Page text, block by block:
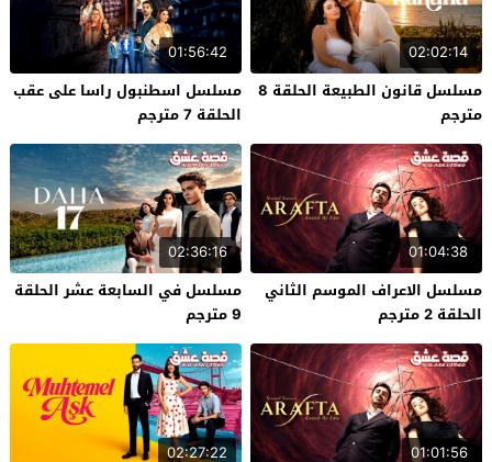
02:02:14
مسلسل قانون الطبيعة الحلقة 8
مترجم
01:56:42
مسلسل اسطنبول راسا على عقب
الحلقة 7 مترجم
01:04:38
مسلسل الاعراف الموسم الثاني
الحلقة 2 مترجم
02:36:16
مسلسل في السابعة عشر الحلقة
9 مترجم
01:01:56
02:27:22